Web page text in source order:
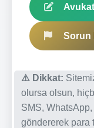
Sorun
⚠️ Dikkat:
olursa olsun,
SMS,
göndererek para